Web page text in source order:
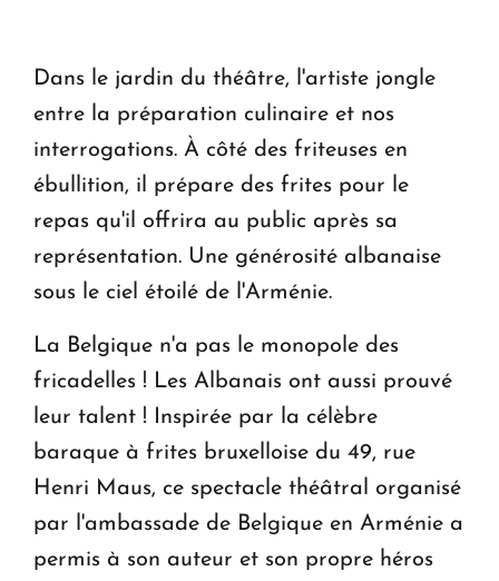
Dans le jardin du théâtre, l'artiste jongle
entre la préparation culinaire et nos
interrogations. À côté des friteuses en
ébullition, il prépare des frites pour le
repas qu'il offrira au public après sa
représentation. Une générosité albanaise
sous le ciel étoilé de l'Arménie.
La Belgique n'a pas le monopole des
fricadelles ! Les Albanais ont aussi prouvé
leur talent ! Inspirée par la célèbre
baraque à frites bruxelloise du 49, rue
Henri Maus, ce spectacle théâtral organisé
par l'ambassade de Belgique en Arménie a
permis à son auteur et son propre héros